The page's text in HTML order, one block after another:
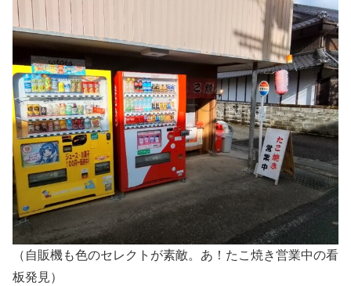
（自販機も色のセレクトが素敵。あ！たこ焼き営業中の看
板発見）